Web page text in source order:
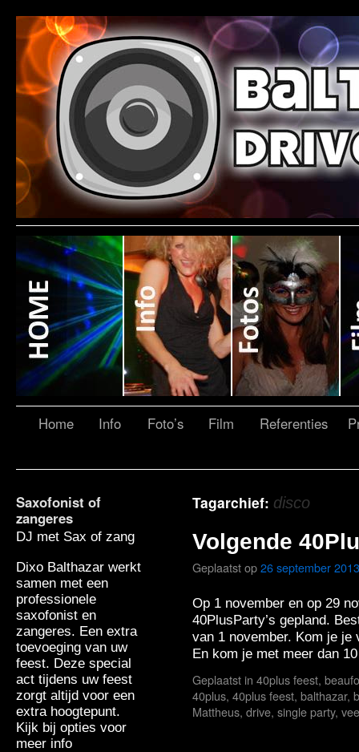
Home Info Foto’s Film Referenties
Saxofonist of
zangeres
DJ met Sax of zang
Dixo Balthazar werkt
samen met een
professionele
saxofonist en
zangeres. Een extra
toevoeging van uw
feest. Deze special
act tijdens uw feest
zorgt altijd voor een
extra hoogtepunt.
Kijk bij opties voor
meer info
Tagarchief: disco
Volgende
Geplaatst op26 september 2013
Op 1 november en op 29
40PlusParty’s gepland.
van 1 november. Kom je je
En kom je met meer dan
Geplaatst in 40plus feest,
40plus, 40plus feest, balthazar,
Mattheus, drive, single party,